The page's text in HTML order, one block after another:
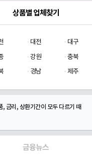
상품별 업체찾기
대전
대구
강원
충북
경남 제주
금리, 상환기간이 모두 다르기 때
금융뉴스